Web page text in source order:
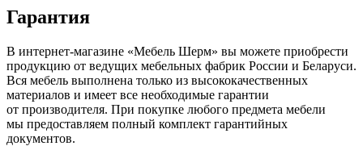
Гарантия
В интернет-магазине «Мебель Шерм» вы можете приобрести
продукцию от ведущих мебельных фабрик России и Беларуси.
Вся мебель выполнена только из высококачественных
материалов и имеет все необходимые гарантии
от производителя. При покупке любого предмета мебели
мы предоставляем полный комплект гарантийных
документов.